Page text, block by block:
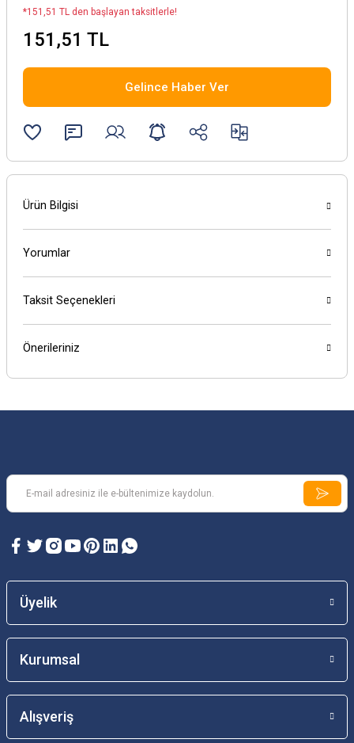
*151,51 TL den başlayan taksitlerle!
151,51 TL
Gelince Haber Ver
Ürün Bilgisi
Yorumlar
Taksit Seçenekleri
Önerileriniz
Üyelik
Kurumsal
Alışveriş